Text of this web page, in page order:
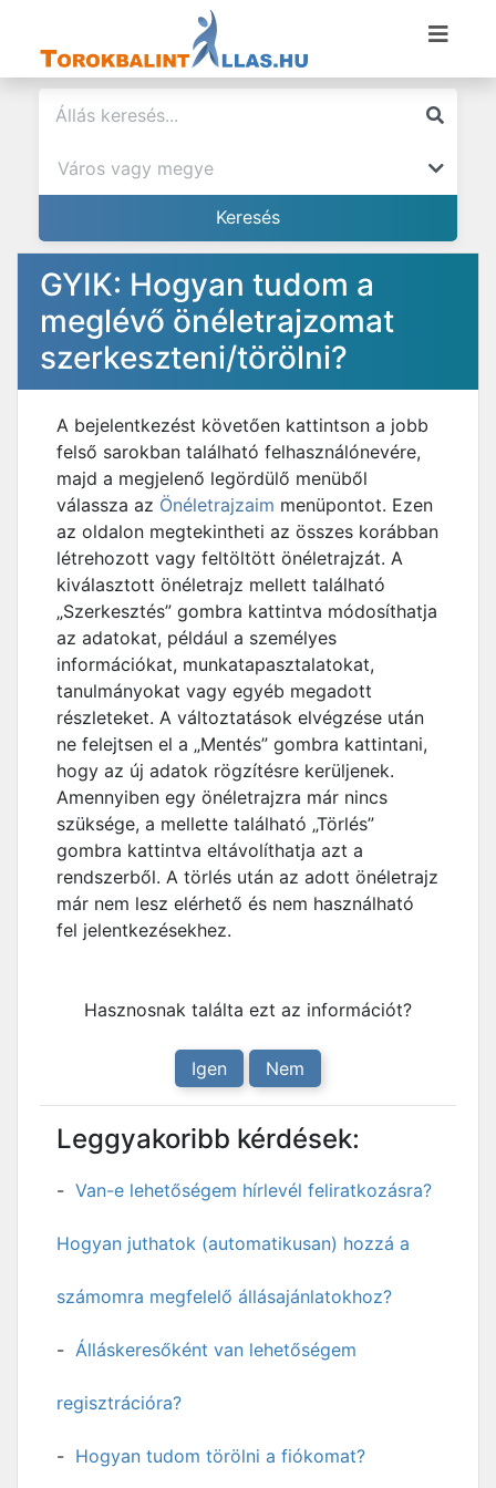
GYIK: Hogyan tudom a
meglévő önéletrajzomat
szerkeszteni/törölni?
A bejelentkezést követően kattintson a jobb
felső sarokban található felhasználónevére,
majd a megjelenő legördülő menüből
válassza az Önéletrajzaim menüpontot. Ezen
az oldalon megtekintheti az összes korábban
létrehozott vagy feltöltött önéletrajzát. A
kiválasztott önéletrajz mellett található
„Szerkesztés” gombra kattintva módosíthatja
az adatokat, például a személyes
információkat, munkatapasztalatokat,
tanulmányokat vagy egyéb megadott
részleteket. A változtatások elvégzése után
ne felejtsen el a „Mentés” gombra kattintani,
hogy az új adatok rögzítésre kerüljenek.
Amennyiben egy önéletrajzra már nincs
szüksége, a mellette található „Törlés”
gombra kattintva eltávolíthatja azt a
rendszerből. A törlés után az adott önéletrajz
már nem lesz elérhető és nem használható
fel jelentkezésekhez.
Hasznosnak találta ezt az információt?
Igen Nem
Leggyakoribb kérdések:
Van-e lehetőségem hírlevél feliratkozásra?
Hogyan juthatok (automatikusan) hozzá a
számomra megfelelő állásajánlatokhoz?
Álláskeresőként van lehetőségem
regisztrációra?
Hogyan tudom törölni a fiókomat?